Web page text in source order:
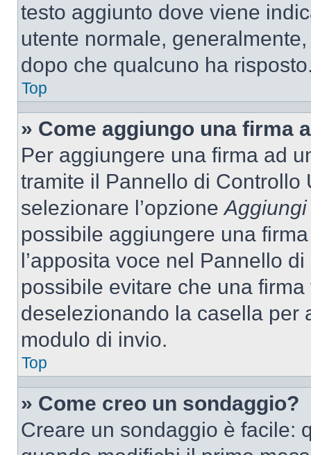
testo aggiunto dove viene
utente normale,
dopo che qualcuno ha
Top
» Come aggiungo una firma
Per aggiungere una firma ad
tramite il Pannello di Controllo
selezionare l’opzione
possibile aggiungere una
l’apposita voce nel Pannello
possibile evitare che una
deselezionando la casella per
modulo di invio.
Top
» Come creo un sondaggio?
Creare un sondaggio è facile: